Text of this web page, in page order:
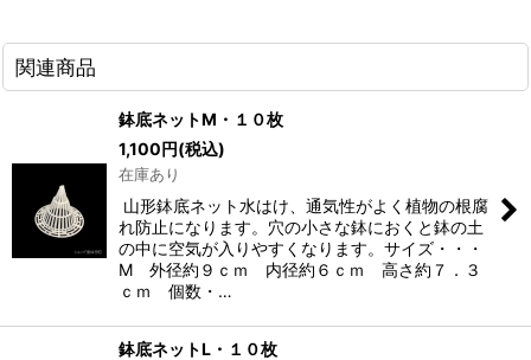
関連商品
鉢底ネットM・１０枚
1,100円(税込)
在庫あり
山形鉢底ネット水はけ、通気性がよく植物の根腐
れ防止になります。穴の小さな鉢におくと鉢の土
の中に空気が入りやすくなります。サイズ・・・
M 外径約９ｃｍ 内径約６ｃｍ 高さ約７．３
ｃｍ 個数・…
鉢底ネットL・１０枚